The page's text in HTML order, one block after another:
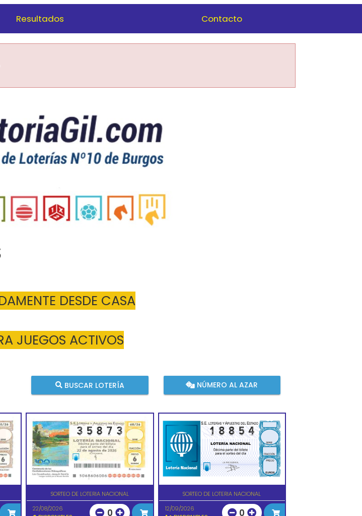
Resultados Contacto
DESDE CASA
JUEGOS ACTIVOS
BUSCAR LOTERÍA NÚMERO AL AZAR
SORTEO DE LOTERIA NACIONAL
22/08/2026
0
SORTEO DE LOTERIA NACIONAL
12/09/2026
0